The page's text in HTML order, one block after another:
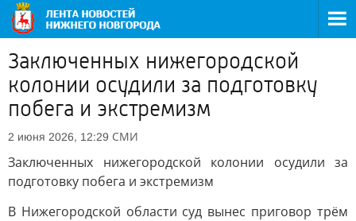
Заключенных нижегородской
колонии осудили за подготовку
побега и экстремизм
2 июня 2026, 12:29 СМИ
Заключенных нижегородской колонии осудили за
подготовку побега и экстремизм
В Нижегородской области суд вынес приговор трём